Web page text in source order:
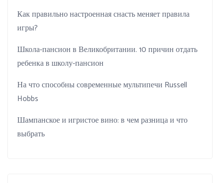
Как правильно настроенная снасть меняет правила
игры?
Школа-пансион в Великобритании. 10 причин отдать
ребенка в школу-пансион
На что способны современные мультипечи Russell
Hobbs
Шампанское и игристое вино: в чем разница и что
выбрать